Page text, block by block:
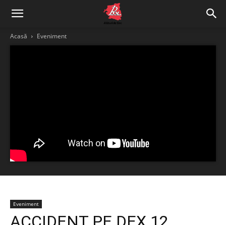
Acasă Eveniment
Eveniment